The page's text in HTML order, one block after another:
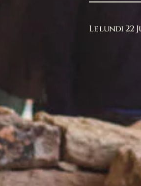
Le lundi 22